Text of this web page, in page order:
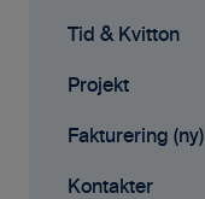
Tid & Kvitton
Projekt
Fakturering (ny)
Kontakter